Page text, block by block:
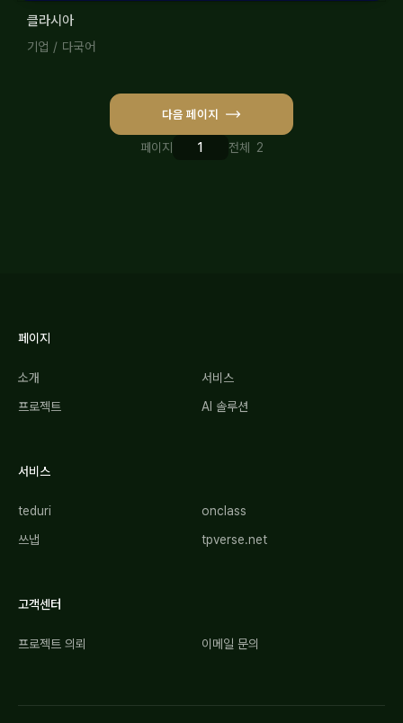
클라시아
기업 / 다국어
다음 페이지
페이지 전체 2
페이지
소개
서비스
프로젝트
AI 솔루션
서비스
teduri
onclass
쓰냅
tpverse.net
고객센터
프로젝트 의뢰 이메일 문의